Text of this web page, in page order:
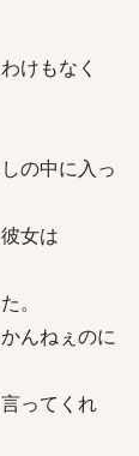
けもなく
の中に入っ
女は
。
んねぇのに
ってくれ